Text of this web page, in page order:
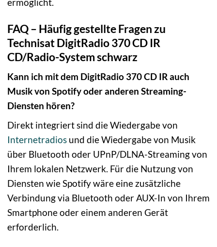
FAQ – Häufig gestellte Fragen zu
Technisat DigitRadio 370 CD IR
CD/Radio-System schwarz
Kann ich mit dem DigitRadio 370 CD IR auch
Musik von Spotify oder anderen Streaming-
Diensten hören?
Direkt integriert sind die Wiedergabe von
Internetradios und die Wiedergabe von Musik
über Bluetooth oder UPnP/DLNA-Streaming von
Ihrem lokalen Netzwerk. Für die Nutzung von
Diensten wie Spotify wäre eine zusätzliche
Verbindung via Bluetooth oder AUX-In von Ihrem
Smartphone oder einem anderen Gerät
erforderlich.